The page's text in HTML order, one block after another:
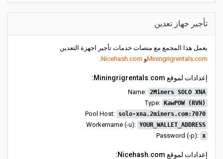
تأجير جهاز تعدين
يعمل هذا المجمع مع منصات خدمات تأجير اجهزة التعدين
Miningrigrentals.comو Nicehash.com
.
إعدادات لموقع Miningrigrentals.com:
Name: 2Miners SOLO XNA
Type: KawPOW (RVN)
Pool Host: solo-xna.2miners.com:7070
Workername (-u): YOUR_WALLET_ADDRESS
Password (-p): x
إعدادات لموقع Nicehash.com: